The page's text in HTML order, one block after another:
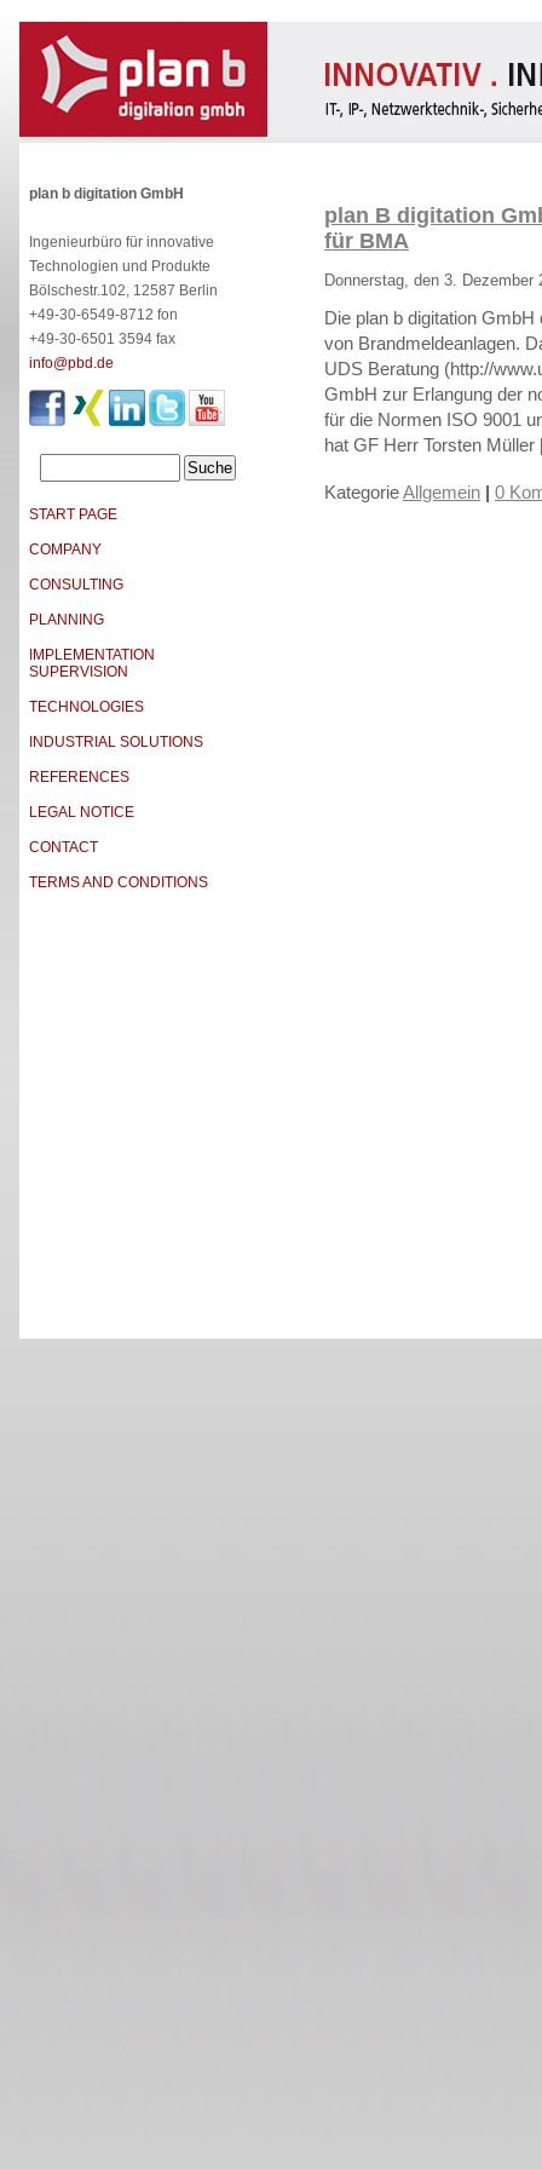
plan b digitation GmbH
Ingenieurbüro für innovative
Technologien und Produkte
Bölschestr.102, 12587 Berlin
+49-30-6549-8712 fon
+49-30-6501 3594 fax
info@pbd.de
START PAGE
COMPANY
CONSULTING
PLANNING
IMPLEMENTATION
SUPERVISION
TECHNOLOGIES
INDUSTRIAL SOLUTIONS
REFERENCES
LEGAL NOTICE
CONTACT
TERMS AND CONDITIONS
plan B digitation
für BMA
Donnerstag, den 3. Dezember
Die plan b digitation
von Brandmeldeanlagen.
UDS Beratung (http://
GmbH zur Erlangung der
für die Normen ISO 9001
hat GF Herr Torsten
KategorieAllgemein | 0